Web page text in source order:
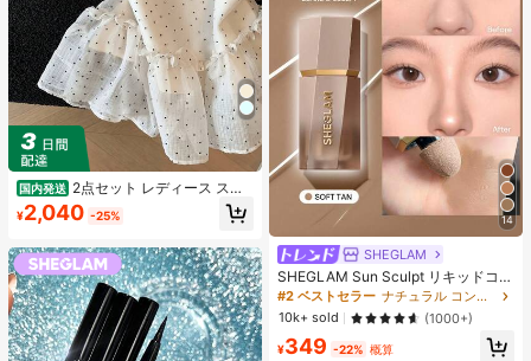
国内発送 2点セット レディース スイ
ートスタイル 水玉模様 メッシュ フ
リル パフスリーブ クロップトップ
ップス 半袖 ドット柄 ショート丈 透
け感 シースルー ガーリー 大人可愛
い フェミニン 春夏
¥2,040 -25% 14
SHEGLAM
SHEGLAM Sun Sculpt リキッドコン
ター-Soft Tan ノーズシャドウ シェ
ーディング 女性と女の子のためのブ
ランドビューティーコスメメイクア
ップ
#2 ベストセラー
ナチュラル コントゥア＆ブロンザー
10k+ sold
(1000+)
¥349 -22% 概算